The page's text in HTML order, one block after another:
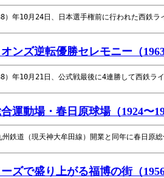
）年10月24日、日本選手権前に行われた西鉄
ンズ逆転優勝セレモニー（
）年10月21日、公式戦最後に4連勝して西鉄ラ
運動場・春日原球場（1924〜
鉄道（現天神大牟田線）開業と同年に春日原
ズで盛り上がる福博の街（